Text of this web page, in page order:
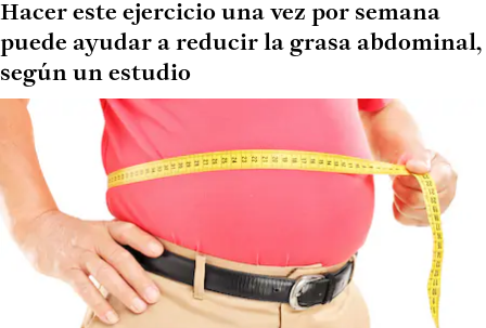
Hacer este ejercicio una vez por semana
puede ayudar a reducir la grasa abdominal,
según un estudio